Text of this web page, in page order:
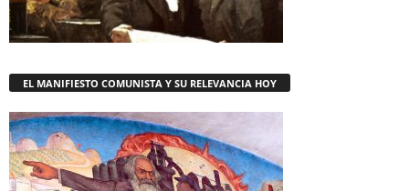
EL MANIFIESTO COMUNISTA Y SU RELEVANCIA HOY